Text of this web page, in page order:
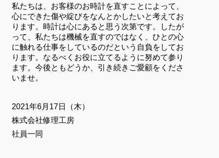
私たちは、お客様のお時計を直すことによって、
心にできた傷や綻びをなんとかしたいと考えてお
ります。時計は心にあると思う次第です。したが
って、私たちは機械を直すのではなく、ひとの心
に触れる仕事をしているのだという自負をしてお
ります。なるべくお役に立てるように努めて参り
ます。今後ともどうか、引き続きご愛顧をくださ
いませ。
2021年6月17日（木）
株式会社修理工房
社員一同